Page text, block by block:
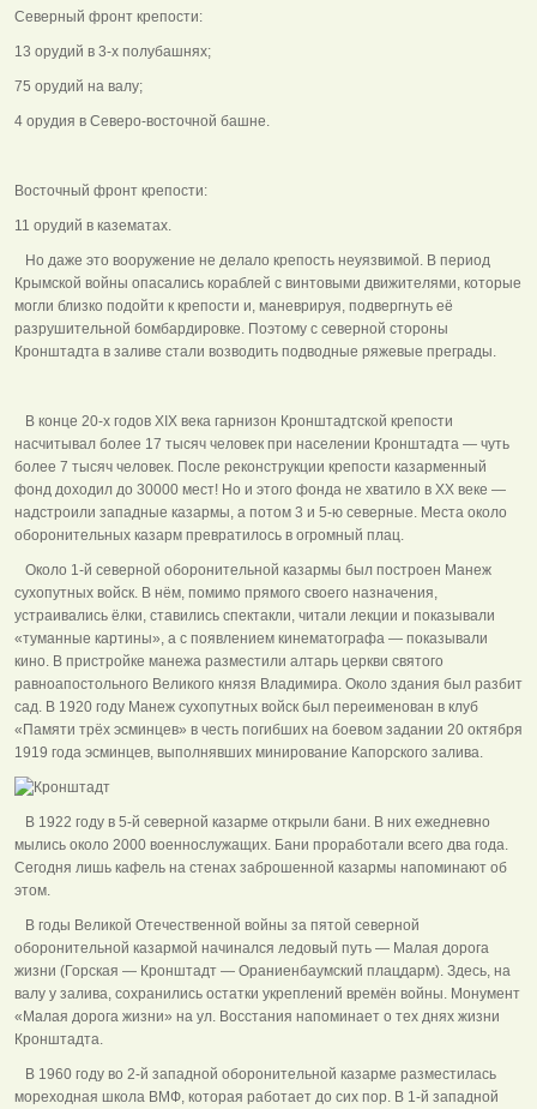
Северный фронт крепости:
13 орудий в 3-х полубашнях;
75 орудий на валу;
4 орудия в Северо-восточной башне.
Восточный фронт крепости:
11 орудий в казематах.
Но даже это вооружение не делало крепость неуязвимой. В период
Крымской войны опасались кораблей с винтовыми движителями, которые
могли близко подойти к крепости и, маневрируя, подвергнуть её
разрушительной бомбардировке. Поэтому с северной стороны
Кронштадта в заливе стали возводить подводные ряжевые преграды.
В конце 20-х годов XIX века гарнизон Кронштадтской крепости
насчитывал более 17 тысяч человек при населении Кронштадта — чуть
более 7 тысяч человек. После реконструкции крепости казарменный
фонд доходил до 30000 мест! Но и этого фонда не хватило в XX веке —
надстроили западные казармы, а потом 3 и 5-ю северные. Места около
оборонительных казарм превратилось в огромный плац.
Около 1-й северной оборонительной казармы был построен Манеж
сухопутных войск. В нём, помимо прямого своего назначения,
устраивались ёлки, ставились спектакли, читали лекции и показывали
«туманные картины», а с появлением кинематографа — показывали
кино. В пристройке манежа разместили алтарь церкви святого
равноапостольного Великого князя Владимира. Около здания был разбит
сад. В 1920 году Манеж сухопутных войск был переименован в клуб
«Памяти трёх эсминцев» в честь погибших на боевом задании 20 октября
1919 года эсминцев, выполнявших минирование Капорского залива.
В 1922 году в 5-й северной казарме открыли бани. В них ежедневно
мылись около 2000 военнослужащих. Бани проработали всего два года.
Сегодня лишь кафель на стенах заброшенной казармы напоминают об
этом.
В годы Великой Отечественной войны за пятой северной
оборонительной казармой начинался ледовый путь — Малая дорога
жизни (Горская — Кронштадт — Ораниенбаумский плацдарм). Здесь, на
валу у залива, сохранились остатки укреплений времён войны. Монумент
«Малая дорога жизни» на ул. Восстания напоминает о тех днях жизни
Кронштадта.
В 1960 году во 2-й западной оборонительной казарме разместилась
мореходная школа ВМФ, которая работает до сих пор. В 1-й западной